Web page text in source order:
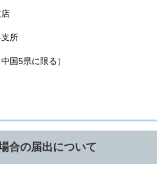
所
国5県に限る）
合の届出について